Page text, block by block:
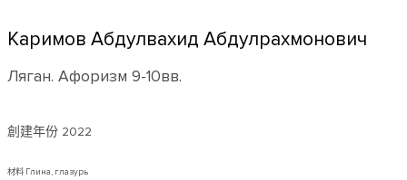
Каримов Абдулвахид Абдулрахмонович
Ляган. Афоризм 9-10вв.
創建年份 2022
材料 Глина, глазурь